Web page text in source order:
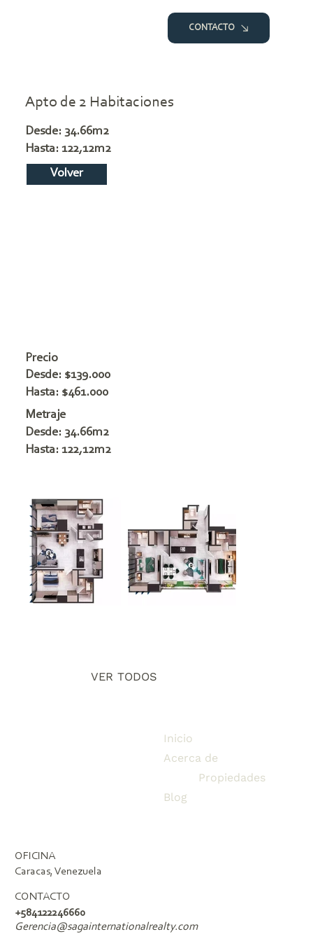
CONTACTO
Apto de 2 Habitaciones
Desde: 34.66m2
Hasta: 122,12m2
Volver
Precio
Desde: $139.000
Hasta: $461.000
Metraje
Desde: 34.66m2
Hasta: 122,12m2
VER TODOS
Inicio
Acerca de
Propiedades
Blog
OFICINA
Caracas, Venezuela
CONTACTO
+584122246660
Gerencia@sagainternationalrealty.com